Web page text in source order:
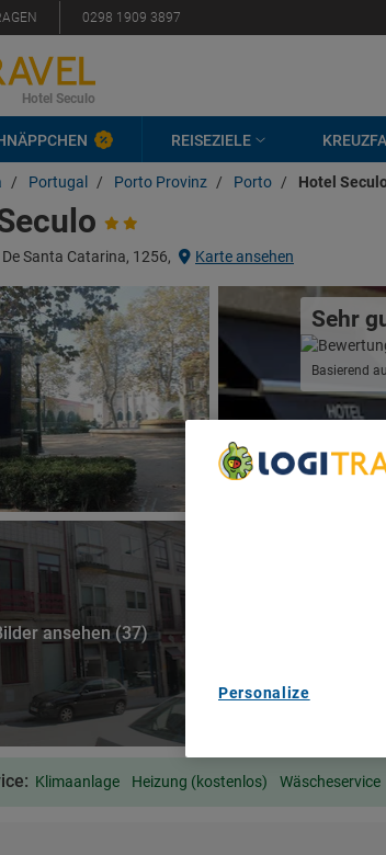
0298 1909 3897
Hotel Seculo
REISEZIELE
/ Portugal / Porto Provinz / Porto / Hotel
De Santa Catarina, 1256, Karte ansehen
ansehen (37)
Sehr
Basierend
Klimaanlage Heizung (kostenlos) Wäscheservice
Personalize